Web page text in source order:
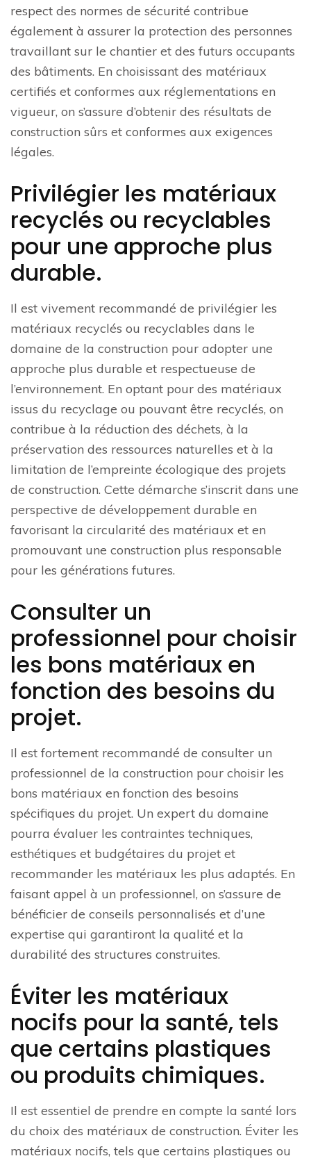
respect des normes de sécurité contribue
également à assurer la protection des personnes
travaillant sur le chantier et des futurs occupants
des bâtiments. En choisissant des matériaux
certifiés et conformes aux réglementations en
vigueur, on s’assure d’obtenir des résultats de
construction sûrs et conformes aux exigences
légales.
Privilégier les matériaux
recyclés ou recyclables
pour une approche plus
durable.
Il est vivement recommandé de privilégier les
matériaux recyclés ou recyclables dans le
domaine de la construction pour adopter une
approche plus durable et respectueuse de
l’environnement. En optant pour des matériaux
issus du recyclage ou pouvant être recyclés, on
contribue à la réduction des déchets, à la
préservation des ressources naturelles et à la
limitation de l’empreinte écologique des projets
de construction. Cette démarche s’inscrit dans une
perspective de développement durable en
favorisant la circularité des matériaux et en
promouvant une construction plus responsable
pour les générations futures.
Consulter un
professionnel pour choisir
les bons matériaux en
fonction des besoins du
projet.
Il est fortement recommandé de consulter un
professionnel de la construction pour choisir les
bons matériaux en fonction des besoins
spécifiques du projet. Un expert du domaine
pourra évaluer les contraintes techniques,
esthétiques et budgétaires du projet et
recommander les matériaux les plus adaptés. En
faisant appel à un professionnel, on s’assure de
bénéficier de conseils personnalisés et d’une
expertise qui garantiront la qualité et la
durabilité des structures construites.
Éviter les matériaux
nocifs pour la santé, tels
que certains plastiques
ou produits chimiques.
Il est essentiel de prendre en compte la santé lors
du choix des matériaux de construction. Éviter les
matériaux nocifs, tels que certains plastiques ou